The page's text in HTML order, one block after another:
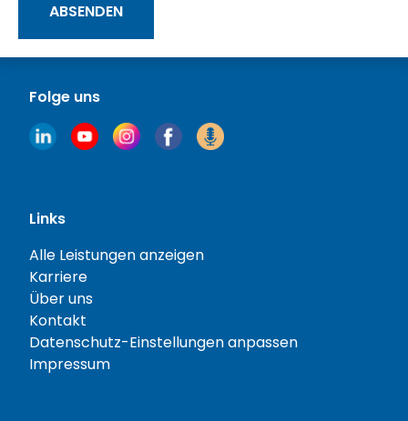
Folge uns
Links
Alle Leistungen anzeigen
Karriere
Über uns
Kontakt
Datenschutz-Einstellungen anpassen
Impressum
ABSENDEN